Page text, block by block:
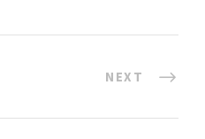
NEXT